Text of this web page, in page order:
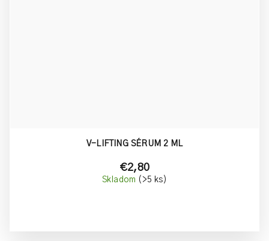
V-LIFTING SÉRUM 2 ML
€2,80
Skladom (>5 ks)